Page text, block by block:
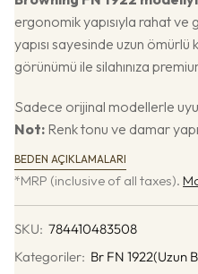
ergonomik yapısıyla rahat ve
yapısı sayesinde uzun ömürlü
görünümü ile silahınıza
Sadece orijinal modellerle
Not: Renk tonu ve damar
BEDEN AÇIKLAMALARI
*MRP (inclusive of all taxes).
SKU: 784410483508
Kategoriler: Br FN 1922(Uzun